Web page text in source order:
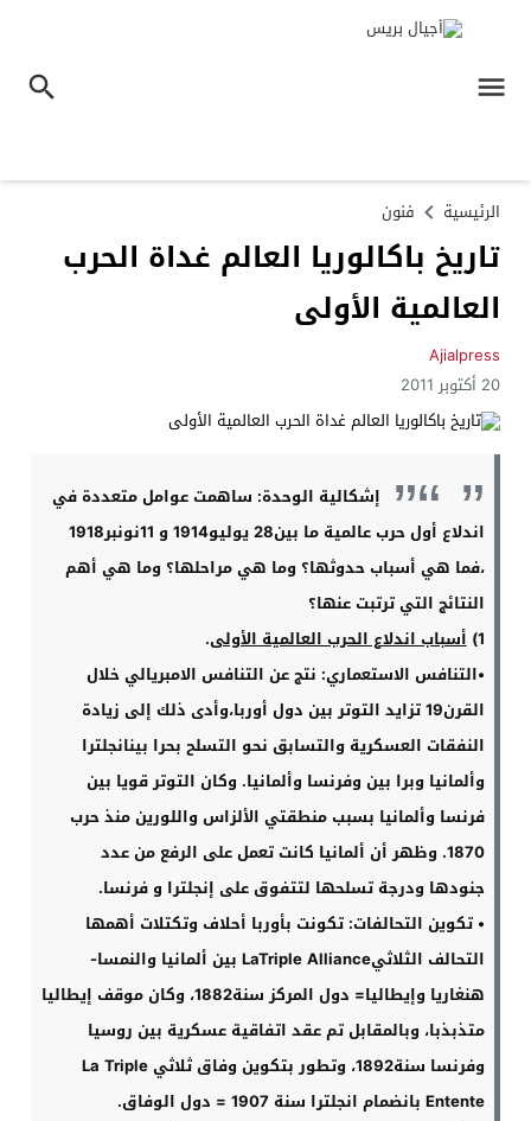
الرئيسية فنون
تاريخ باكالوريا العالم غداة الحرب
العالمية الأولى
Ajialpress
20 أكتوبر 2011
إشكالية الوحدة: ساهمت عوامل متعددة في
اندلاع أول حرب عالمية ما بين28يوليو1914 و 11نونبر
1918
،فما هي أسباب حدوثها؟ وما هي مراحلها؟ وما هي أهم
النتائج التي ترتبت عنها؟
1) أسباب اندلاع الحرب العالمية الأولى.
•التنافس الاستعماري: نتج عن التنافس الامبريالي خلال
القرن19تزايد التوتر بين دول أوربا،وأدى ذلك إلى زيادة
النفقات العسكرية والتسابق نحو التسلح بحرا بينانجلترا
وألمانيا وبرا بين وفرنسا وألمانيا. وكان التوتر قويا بين
فرنسا وألمانيا بسبب منطقتي الألزاس واللورين منذ حرب
1870. وظهر أن ألمانيا كانت تعمل على الرفع من عدد
جنودها ودرجة تسلحها لتتفوق على إنجلترا و فرنسا.
•تكوين التحالفات: تكونت بأوربا أحلاف وتكتلات أهمها
التحالف الثلاثيLaTriple Alliance بين ألمانيا والنمسا-
هنغاريا وإيطاليا= دول المركز سنة1882، وكان موقف إيطاليا
متذبذبا، وبالمقابل تم عقد اتفاقية عسكرية بين روسيا
وفرنسا سنة1892، وتطور بتكوين وفاق ثلاثيLa Triple
Entente بانضمام انجلترا سنة1907 = دول الوفاق.